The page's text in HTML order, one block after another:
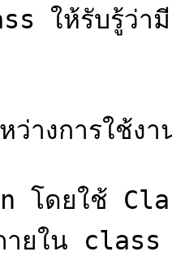
ให้รับรู้ว่ามี
ว่างการใช้
ดยใช้
ภายใน